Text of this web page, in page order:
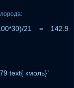
21 = 142.9
text{ кмоль}`